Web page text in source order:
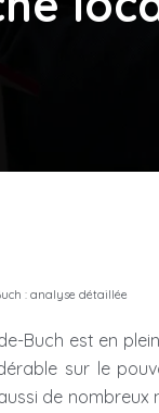
: analyse détaillée
Buch est en
sur le
de